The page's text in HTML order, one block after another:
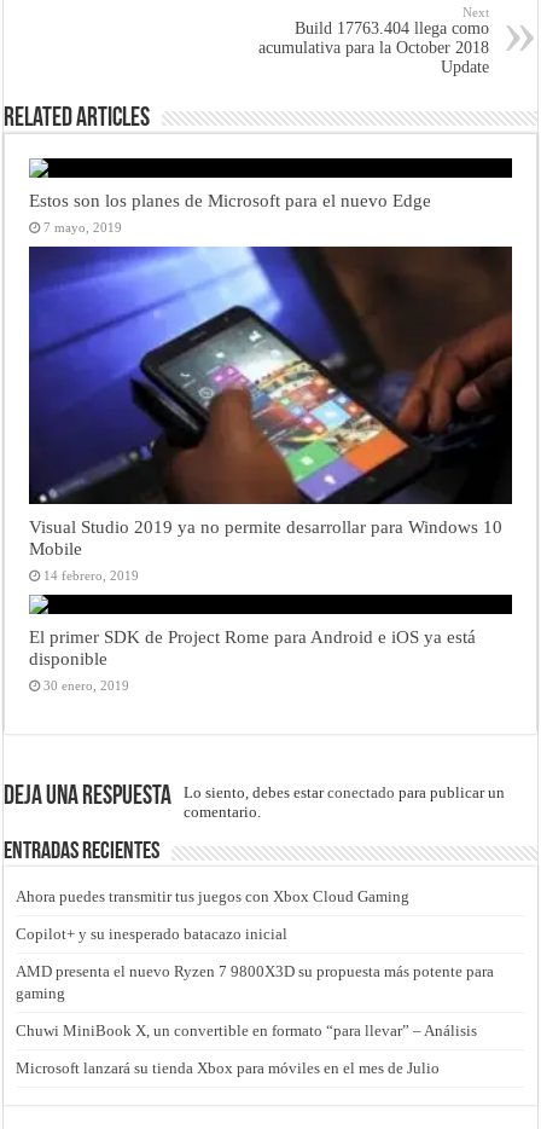
Next
Build 17763.404 llega como
acumulativa para la October 2018
Update
Related Articles
Estos son los planes de Microsoft para el nuevo Edge
7 mayo, 2019
Visual Studio 2019 ya no permite desarrollar para Windows 10
Mobile
14 febrero, 2019
El primer SDK de Project Rome para Android e iOS ya está
disponible
30 enero, 2019
Deja una respuesta Lo siento, debes estarconectado para publicar un
comentario.
Entradas recientes
Ahora puedes transmitir tus juegos con Xbox Cloud Gaming
Copilot+ y su inesperado batacazo inicial
AMD presenta el nuevo Ryzen 7 9800X3D su propuesta más potente para
gaming
Chuwi MiniBook X, un convertible en formato “para llevar” – Análisis
Microsoft lanzará su tienda Xbox para móviles en el mes de Julio